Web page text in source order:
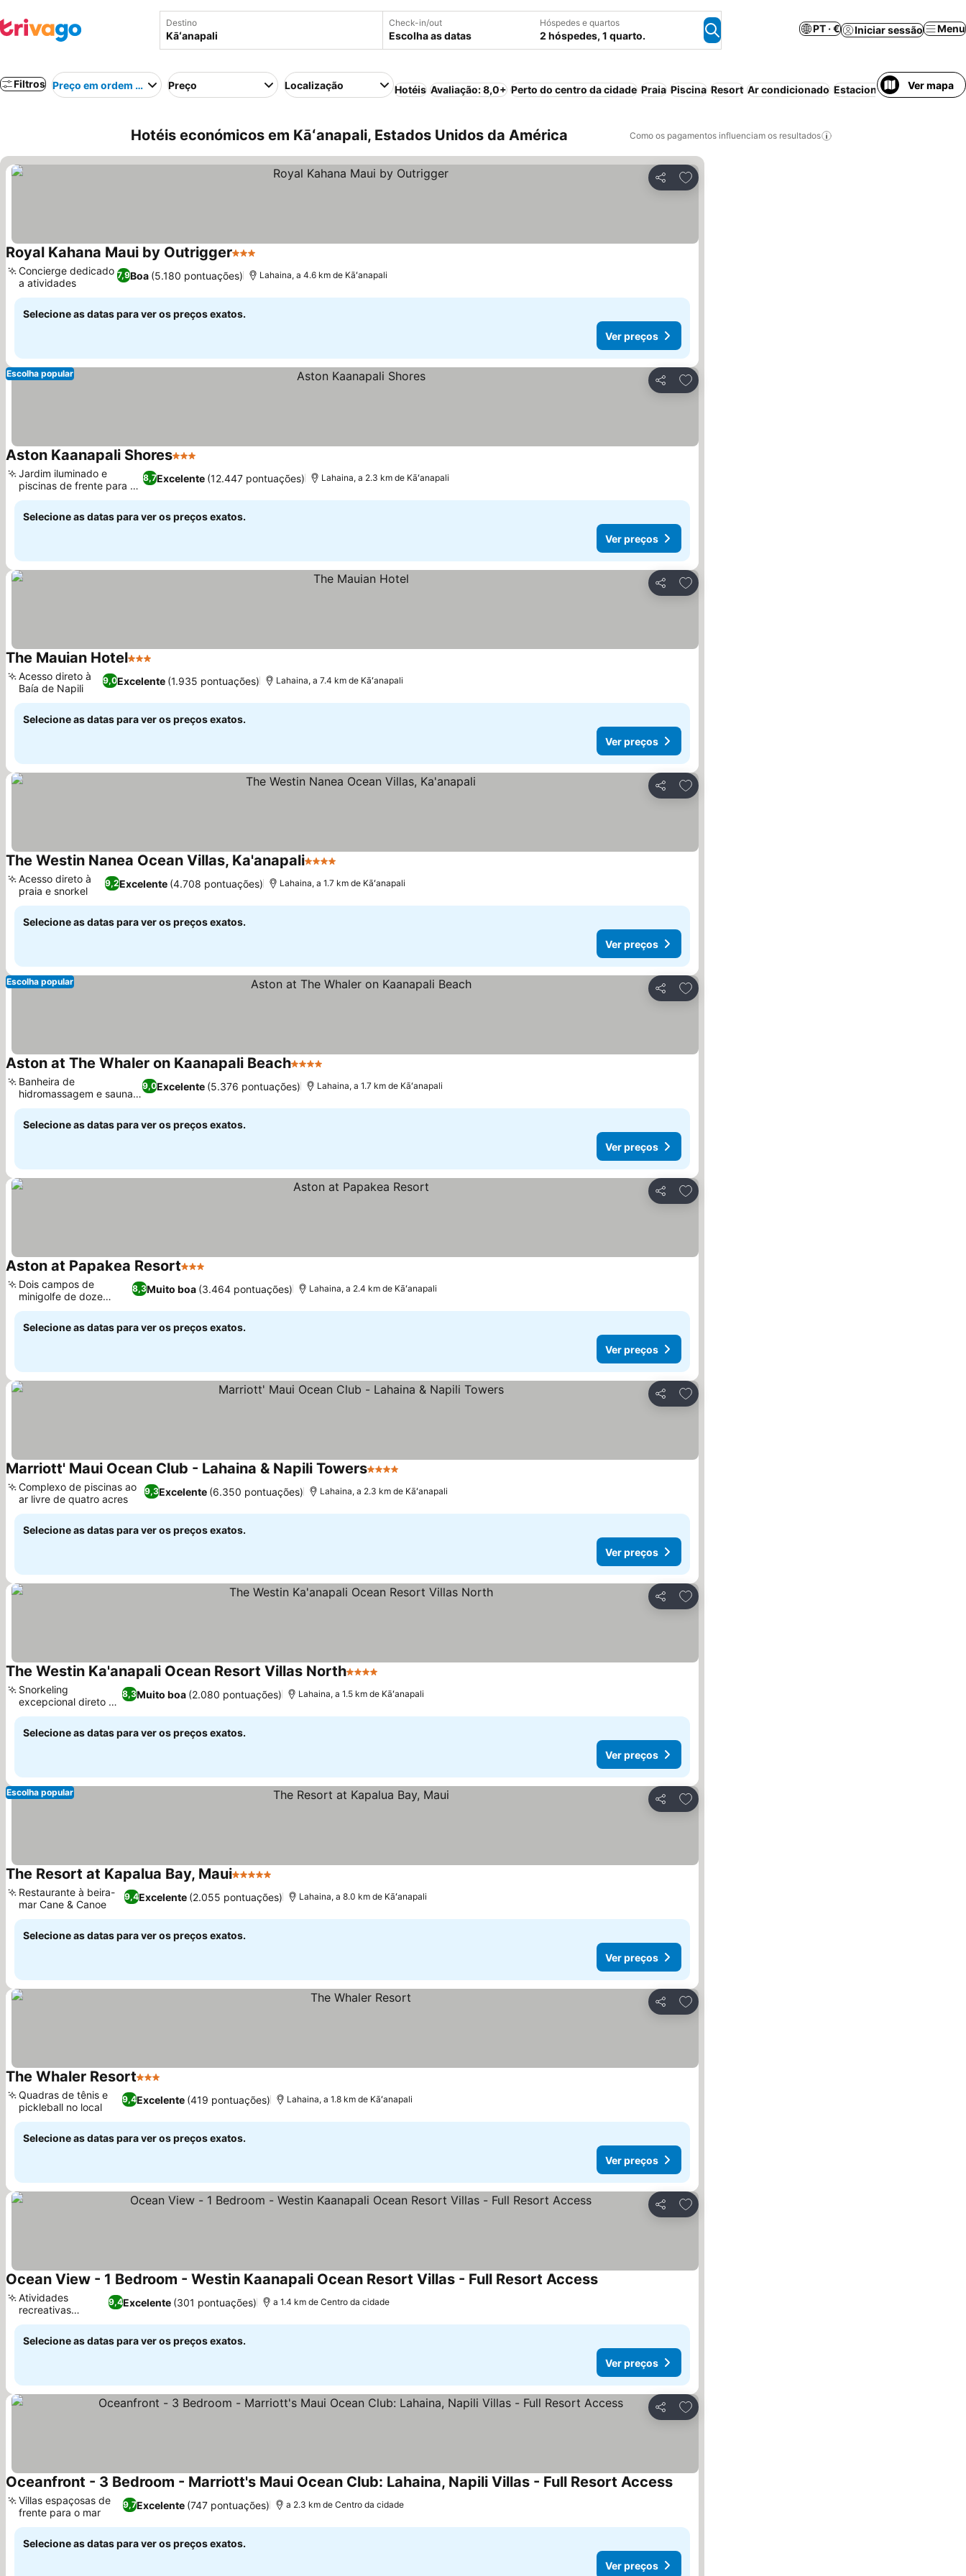
Destino Check-in/out
Escolha as datas
Hóspedes e quartos
2 hóspedes, 1 quarto.
PT · € Iniciar sessão Menu
Filtros Preço em ordem crescentePreço Localização Hotéis Avaliação: 8,0+ Perto do centro da cidade Praia Piscina Resort Ar condicionado Estacionamento Cozinha
Ver mapa
Hotéis económicos em Kāʻanapali, Estados Unidos da América Como os pagamentos influenciam os resultados
Partilhar
Adicionar aos favoritos
Royal Kahana Maui by Outrigger3 Estrelas
7,9Boa (5.180 pontuações)
Concierge dedicado
a atividades
Lahaina, a 4.6 km de Kāʻanapali
Selecione as datas para ver os preços exatos.
Ver preços
Partilhar
Adicionar aos favoritos
Escolha popular
Aston Kaanapali Shores3 Estrelas
8,7Excelente (12.447 pontuações)
Jardim iluminado e
piscinas de frente para o
mar
Lahaina, a 2.3 km de Kāʻanapali
Selecione as datas para ver os preços exatos.
Ver preços
Partilhar
Adicionar aos favoritos
The Mauian Hotel3 Estrelas
9,0Excelente (1.935 pontuações)
Acesso direto à
Baía de Napili
Lahaina, a 7.4 km de Kāʻanapali
Selecione as datas para ver os preços exatos.
Ver preços
Partilhar
Adicionar aos favoritos
The Westin Nanea Ocean Villas, Ka'anapali4 Estrelas
9,2Excelente (4.708 pontuações)
Acesso direto à
praia e snorkel
Lahaina, a 1.7 km de Kāʻanapali
Selecione as datas para ver os preços exatos.
Ver preços
Partilhar
Adicionar aos favoritos
Escolha popular
Aston at The Whaler on Kaanapali Beach4 Estrelas
9,0Excelente (5.376 pontuações)
Banheira de
hidromassagem e sauna
relaxantes
Lahaina, a 1.7 km de Kāʻanapali
Selecione as datas para ver os preços exatos.
Ver preços
Partilhar
Adicionar aos favoritos
Aston at Papakea Resort3 Estrelas
8,3Muito boa (3.464 pontuações)
Dois campos de
minigolfe de doze
buracos
Lahaina, a 2.4 km de Kāʻanapali
Selecione as datas para ver os preços exatos.
Ver preços
Partilhar
Adicionar aos favoritos
Marriott' Maui Ocean Club - Lahaina & Napili Towers4 Estrelas
9,3Excelente (6.350 pontuações)
Complexo de piscinas ao
ar livre de quatro acres
Lahaina, a 2.3 km de Kāʻanapali
Selecione as datas para ver os preços exatos.
Ver preços
Partilhar
Adicionar aos favoritos
The Westin Ka'anapali Ocean Resort Villas North4 Estrelas
8,3Muito boa (2.080 pontuações)
Snorkeling
excepcional direto da
praia
Lahaina, a 1.5 km de Kāʻanapali
Selecione as datas para ver os preços exatos.
Ver preços
Partilhar
Adicionar aos favoritos
Escolha popular
The Resort at Kapalua Bay, Maui5 Estrelas
9,4Excelente (2.055 pontuações)
Restaurante à beira-
mar Cane & Canoe
Lahaina, a 8.0 km de Kāʻanapali
Selecione as datas para ver os preços exatos.
Ver preços
Partilhar
Adicionar aos favoritos
The Whaler Resort3 Estrelas
9,4Excelente (419 pontuações)
Quadras de tênis e
pickleball no local
Lahaina, a 1.8 km de Kāʻanapali
Selecione as datas para ver os preços exatos.
Ver preços
Partilhar
Adicionar aos favoritos
Ocean View - 1 Bedroom - Westin Kaanapali Ocean Resort Villas - Full Resort AccessVer preços
9,4Excelente (301 pontuações)
Atividades
recreativas
variadas
a 1.4 km de Centro da cidade
Selecione as datas para ver os preços exatos.
Ver preços
Partilhar
Adicionar aos favoritos
Oceanfront - 3 Bedroom - Marriott's Maui Ocean Club: Lahaina, Napili Villas - Full Resort AccessVer preços
9,7Excelente (747 pontuações)
Villas espaçosas de
frente para o mar
a 2.3 km de Centro da cidade
Selecione as datas para ver os preços exatos.
Ver preços